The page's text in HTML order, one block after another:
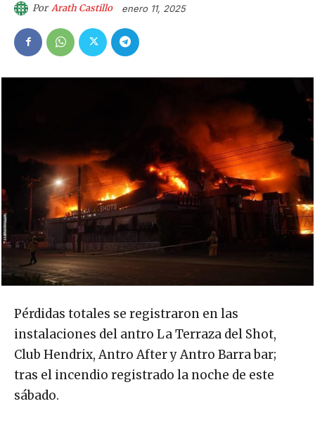
Por Arath Castillo enero 11, 2025
Pérdidas totales se registraron en las
instalaciones del antro La Terraza del Shot,
Club Hendrix, Antro After y Antro Barra bar;
tras el incendio registrado la noche de este
sábado.